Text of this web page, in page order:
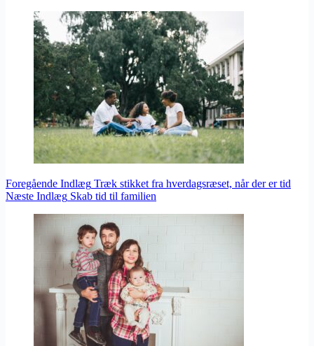
Foregående Indlæg Træk stikket fra hverdagsræset, når der er tid
Næste Indlæg Skab tid til familien